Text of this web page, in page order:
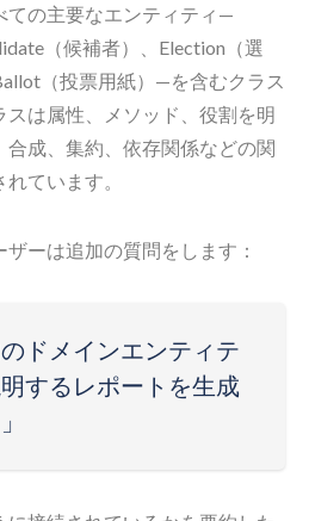
ての主要なエンティティ—
（候補者）、Election（選
（投票用紙）—を含むクラス
は属性、メソッド、役割を明
成、集約、依存関係などの関
ています。
ーは追加の質問をします：
のドメインエンティテ
するレポートを生成